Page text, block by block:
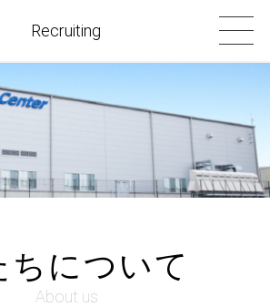
Recruiting
ちについて
About us